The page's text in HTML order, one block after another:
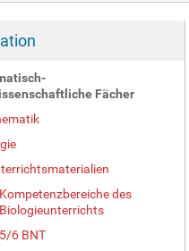
Fächer
Kompetenzbereiche des
Biologieunterrichts
5/6 BNT